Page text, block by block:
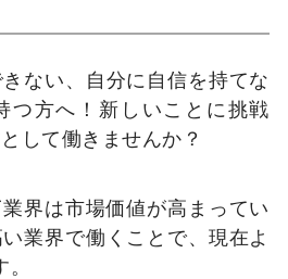
きない、自分に自信を持てな
つ方へ！新しいことに挑戦
して働きませんか？
界は市場価値が高まってい
業界で働くことで、現在よ